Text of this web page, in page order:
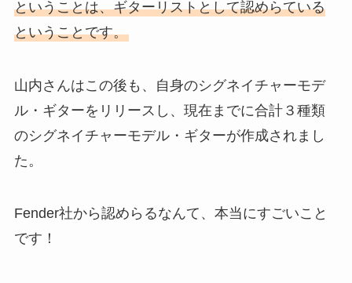
ということは、ギターリストとして認めらている
ということです。
山内さんはこの後も、自身のシグネイチャーモデ
ル・ギターをリリースし、現在までに合計３種類
のシグネイチャーモデル・ギターが作成されまし
た。
Fender社から認めらるなんて、本当にすごいこと
です！